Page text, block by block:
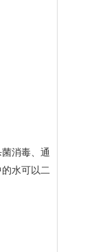
消毒、通
水可以二